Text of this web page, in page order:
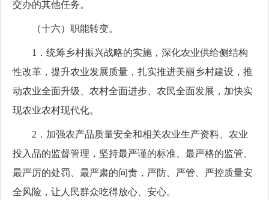
交办的其他任务。
（十六）职能转变。
1．统筹乡村振兴战略的实施，深化农业供给侧结构
性改革，提升农业发展质量，扎实推进美丽乡村建设，推
动农业全面升级、农村全面进步、农民全面发展，加快实
现农业农村现代化。
2．加强农产品质量安全和相关农业生产资料、农业
投入品的监督管理，坚持最严谨的标准、最严格的监管、
最严厉的处罚、最严肃的问责，严防、严管、严控质量安
全风险，让人民群众吃得放心、安心。